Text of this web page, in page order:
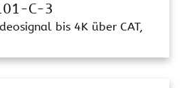
C-3
bis 4K über CAT,